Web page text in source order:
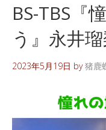
BS-TBS『
う』永井
2023年5月19日 by猪鹿